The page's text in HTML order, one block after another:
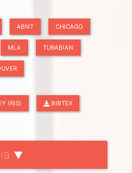
ABNT CHICAGO
MLA TURABIAN
(RIS) BIBTEX
▼